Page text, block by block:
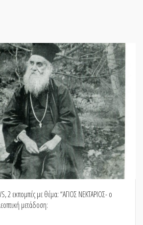
2 εκπομπές με θέμα: “ΑΓΙΟΣ ΝΕΚΤΑΡΙΟΣ- ο
μετάδοση: